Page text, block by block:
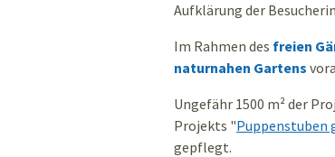
Aufklärung der
Im Rahmen des freien
naturnahen Gartens
Ungefähr 1500 m² der
Projekts "Puppenstuben
gepflegt.